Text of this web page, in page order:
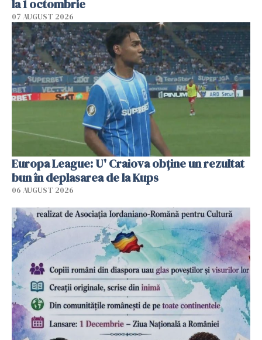
la 1 octombrie
07 AUGUST 2026
Europa League: U' Craiova obține un rezultat
bun în deplasarea de la Kups
06 AUGUST 2026